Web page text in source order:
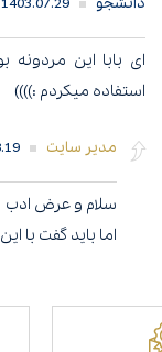
دانشجو 1403.07.29
استفاده میکردم :))))
مدیر سایت
سلام و عرض ادب
اما باید گفت با